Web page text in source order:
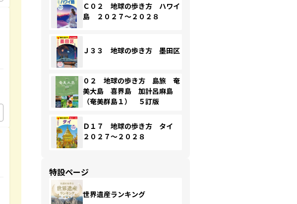
Ｃ０２ 地球の歩き方 ハワイ
島 ２０２７～２０２８
Ｊ３３ 地球の歩き方 墨田区
０２ 地球の歩き方 島旅 奄
美大島 喜界島 加計呂麻島
（奄美群島１） ５訂版
Ｄ１７ 地球の歩き方 タイ
２０２７～２０２８
特設ページ
世界遺産ランキング